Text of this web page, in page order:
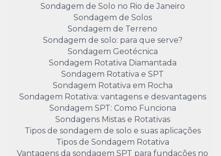
Sondagem de Solo no Rio de Janeiro
Sondagem de Solos
Sondagem de Terreno
Sondagem de solo: para que serve?
Sondagem Geotécnica
Sondagem Rotativa Diamantada
Sondagem Rotativa e SPT
Sondagem Rotativa em Rocha
Sondagem Rotativa: vantagens e desvantagens
Sondagem SPT: Como Funciona
Sondagens Mistas e Rotativas
Tipos de sondagem de solo e suas aplicações
Tipos de Sondagem Rotativa
Vantagens da sondagem SPT para fundações no